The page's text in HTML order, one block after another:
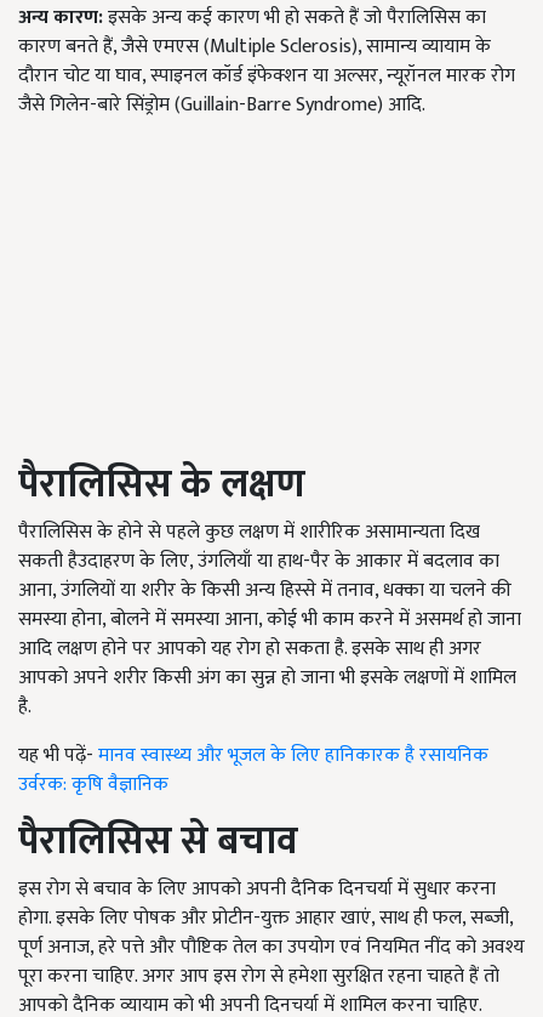
अन्य कारण:इसके अन्य कई कारण भी हो सकते हैं जो पैरालिसिस का
कारण बनते हैं, जैसे एमएस (Multiple Sclerosis), सामान्य व्यायाम के
दौरान चोट या घाव, स्पाइनल कॉर्ड इंफेक्शन या अल्सर, न्यूरॉनल मारक रोग
जैसे गिलेन-बारे सिंड्रोम (Guillain-Barre Syndrome) आदि.
पैरालिसिस के लक्षण
पैरालिसिस के होने से पहले कुछ लक्षण में शारीरिक असामान्यता दिख
सकती हैउदाहरण के लिए, उंगलियाँ या हाथ-पैर के आकार में बदलाव का
आना, उंगलियों या शरीर के किसी अन्य हिस्से में तनाव, धक्का या चलने की
समस्या होना, बोलने में समस्या आना, कोई भी काम करने में असमर्थ हो जाना
आदि लक्षण होने पर आपको यह रोग हो सकता है. इसके साथ ही अगर
आपको अपने शरीर किसी अंग का सुन्न हो जाना भी इसके लक्षणों में शामिल
है.
यह भी पढ़ें-मानव स्वास्थ्य और भूजल के लिए हानिकारक है रसायनिक
उर्वरक: कृषि वैज्ञानिक
पैरालिसिस से बचाव
इस रोग से बचाव के लिए आपको अपनी दैनिक दिनचर्या में सुधार करना
होगा. इसके लिए पोषक और प्रोटीन-युक्त आहार खाएं, साथ ही फल, सब्जी,
पूर्ण अनाज, हरे पत्ते और पौष्टिक तेल का उपयोग एवं नियमित नींद को अवश्य
पूरा करना चाहिए. अगर आप इस रोग से हमेशा सुरक्षित रहना चाहते हैं तो
आपको दैनिक व्यायाम को भी अपनी दिनचर्या में शामिल करना चाहिए.